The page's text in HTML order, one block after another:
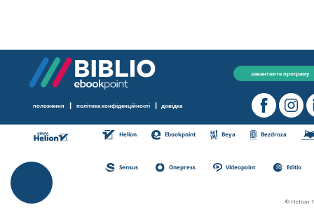
завантажте програму
положення | політика конфіденційності | довідка
Helion Ebookpoint Beya Bezdroza
Sensus Onepress Videopoint Editio
© Helion